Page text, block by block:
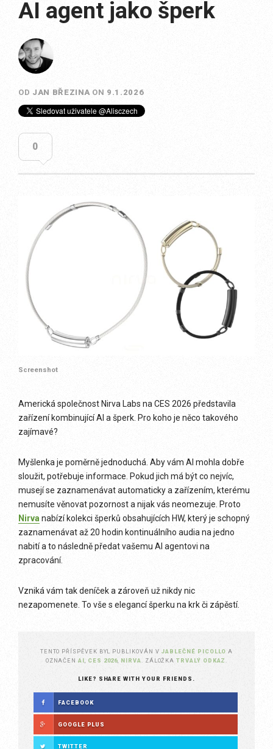
AI agent jako šperk
OD JAN BŘEZINA ON 9.1.2026
0
Screenshot
Americká společnost Nirva Labs na CES 2026 představila
zařízení kombinující AI a šperk. Pro koho je něco takového
zajímavé?
Myšlenka je poměrně jednoduchá. Aby vám AI mohla dobře
sloužit, potřebuje informace. Pokud jich má být co nejvíc,
musejí se zaznamenávat automaticky a zařízením, kterému
nemusíte věnovat pozornost a nijak vás neomezuje. Proto
Nirva nabízí kolekci šperků obsahujících HW, který je schopný
zaznamenávat až 20 hodin kontinuálního audia na jedno
nabití a to následně předat vašemu AI agentovi na
zpracování.
Vzniká vám tak deníček a zároveň už nikdy nic
nezapomenete. To vše s elegancí šperku na krk či zápěstí.
TENTO PŘÍSPĚVEK BYL PUBLIKOVÁN V JABLEČNÉ PICOLLO A
OZNAČENAI CES 2026 NIRVA . ZÁLOŽKATRVALÝ ODKAZ
LIKE? SHARE WITH YOUR FRIENDS.
FACEBOOK
GOOGLE PLUS
TWITTER